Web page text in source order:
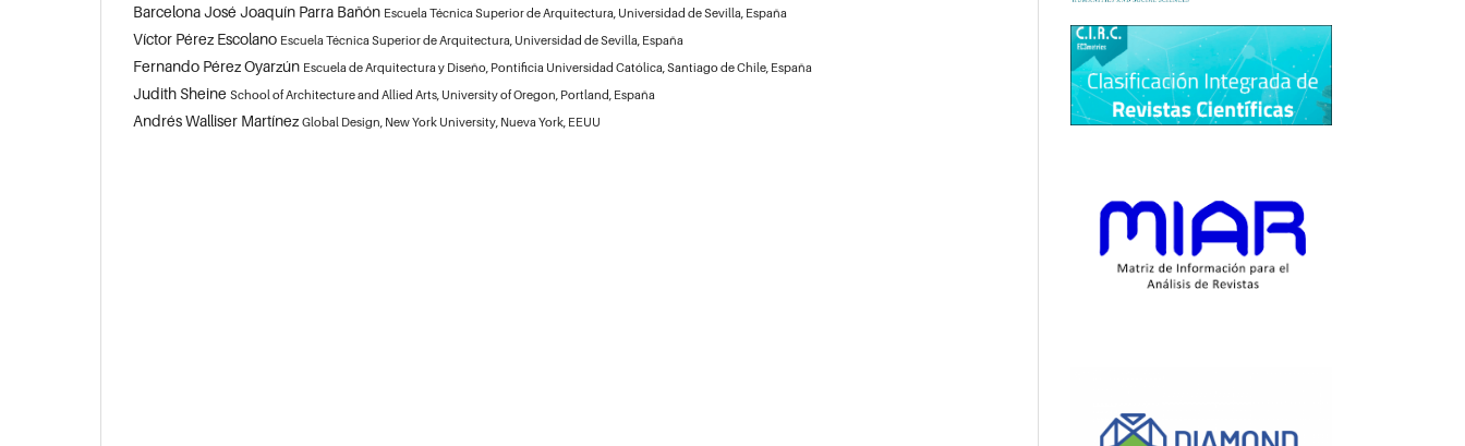
Barcelona José Joaquín Parra Bañón Escuela Técnica Superior de Arquitectura, Universidad de Sevilla, España
Víctor Pérez Escolano Escuela Técnica Superior de Arquitectura, Universidad de Sevilla, España
Fernando Pérez Oyarzún Escuela de Arquitectura y Diseño, Pontificia Universidad Católica, Santiago de Chile, España
Judith Sheine School of Architecture and Allied Arts, University of Oregon, Portland, España
Andrés Walliser Martínez Global Design, New York University, Nueva York, EEUU